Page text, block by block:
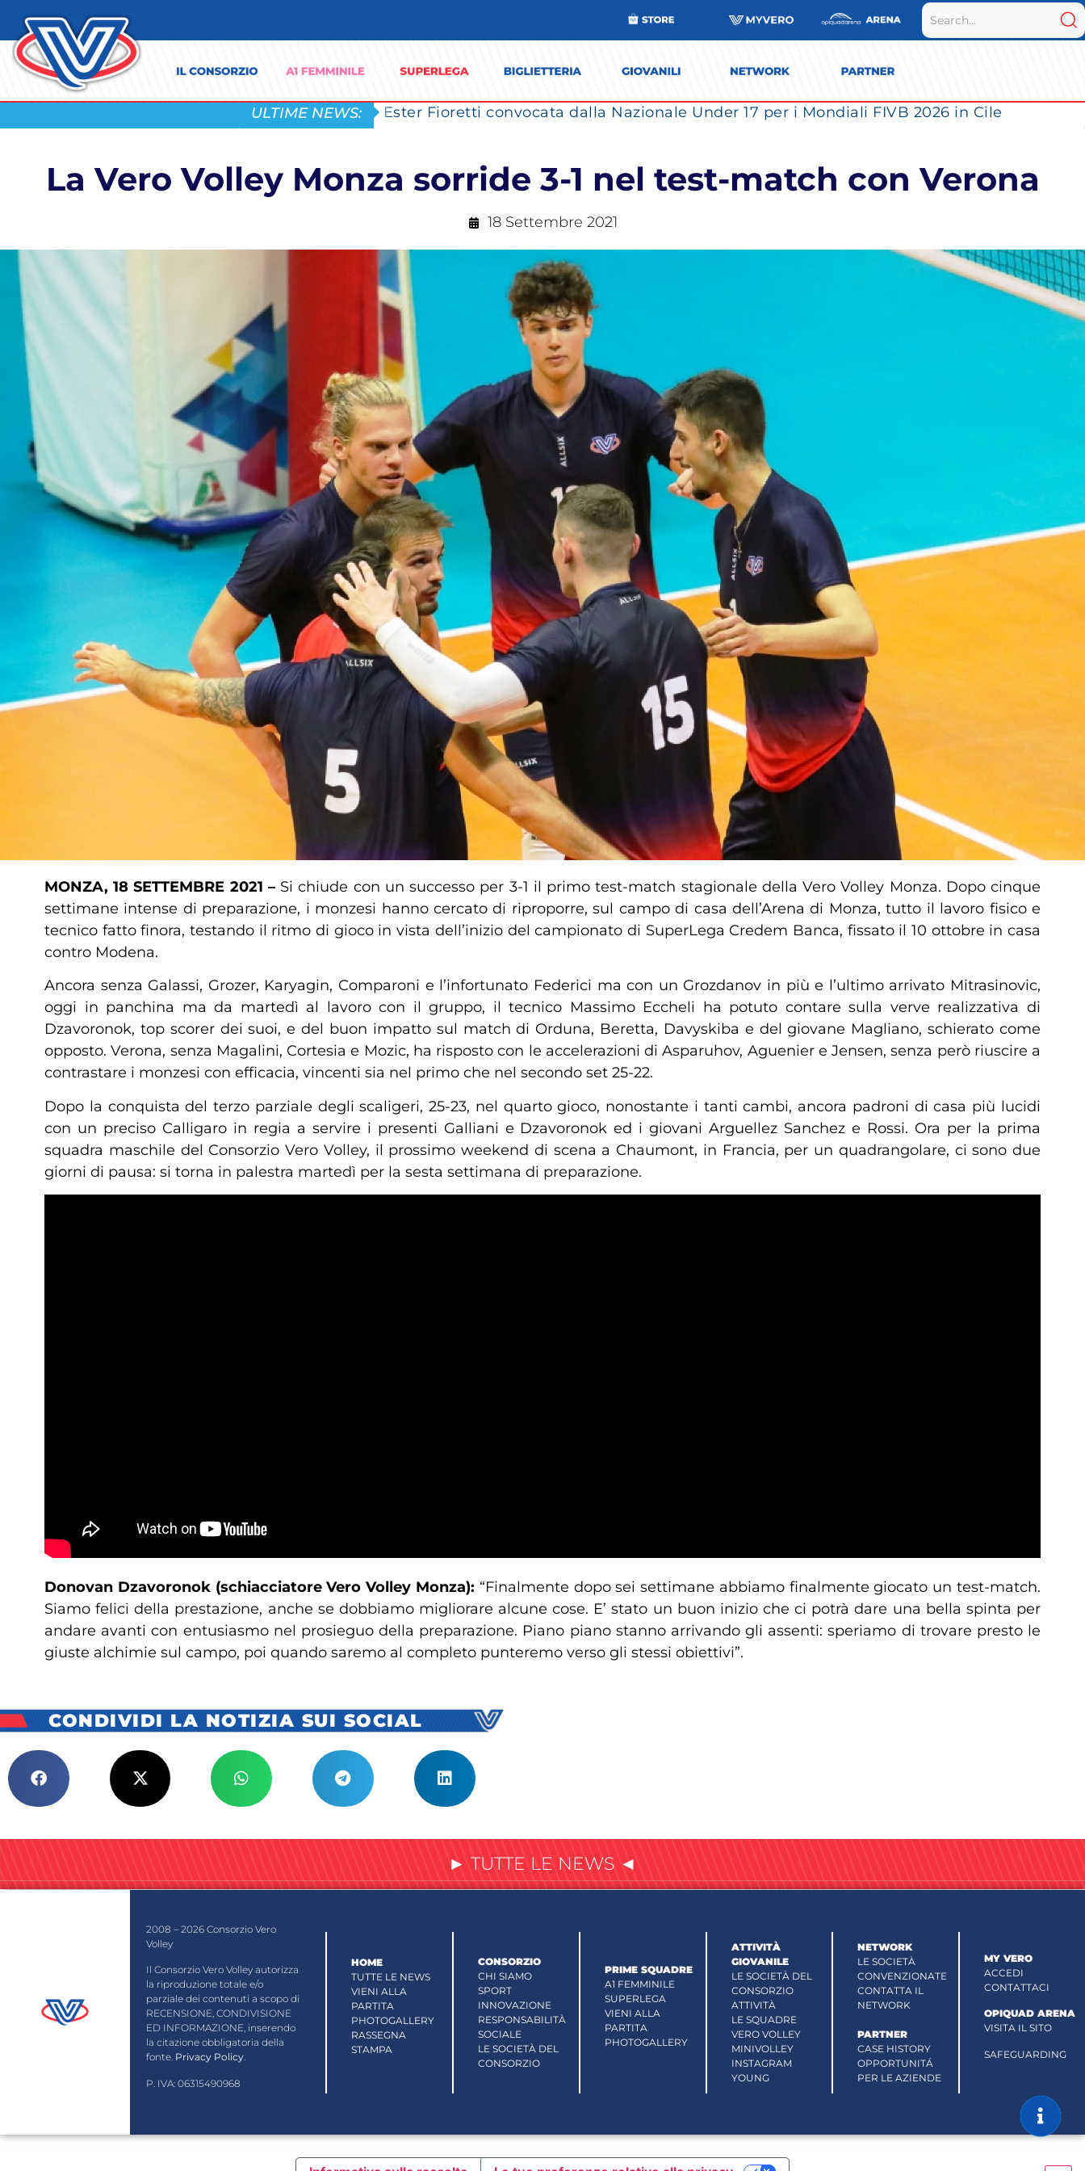
ULTIME NEWS: Ester Fioretti convocata dalla Nazionale Under 17 per i Mondiali FIVB 2026 in Cile
La Vero Volley Monza sorride 3-1 nel test-match con Verona
18 Settembre 2021
MONZA, 18 SETTEMBRE 2021 – Si chiude con un successo per 3-1 il primo test-match stagionale della Vero Volley Monza. Dopo cinque
settimane intense di preparazione, i monzesi hanno cercato di riproporre, sul campo di casa dell’Arena di Monza, tutto il lavoro fisico e
tecnico fatto finora, testando il ritmo di gioco in vista dell’inizio del campionato di SuperLega Credem Banca, fissato il 10 ottobre in casa
contro Modena.
Ancora senza Galassi, Grozer, Karyagin, Comparoni e l’infortunato Federici ma con un Grozdanov in più e l’ultimo arrivato Mitrasinovic,
oggi in panchina ma da martedì al lavoro con il gruppo, il tecnico Massimo Eccheli ha potuto contare sulla verve realizzativa di
Dzavoronok, top scorer dei suoi, e del buon impatto sul match di Orduna, Beretta, Davyskiba e del giovane Magliano, schierato come
opposto. Verona, senza Magalini, Cortesia e Mozic, ha risposto con le accelerazioni di Asparuhov, Aguenier e Jensen, senza però riuscire a
contrastare i monzesi con efficacia, vincenti sia nel primo che nel secondo set 25-22.
Dopo la conquista del terzo parziale degli scaligeri, 25-23, nel quarto gioco, nonostante i tanti cambi, ancora padroni di casa più lucidi
con un preciso Calligaro in regia a servire i presenti Galliani e Dzavoronok ed i giovani Arguellez Sanchez e Rossi. Ora per la prima
squadra maschile del Consorzio Vero Volley, il prossimo weekend di scena a Chaumont, in Francia, per un quadrangolare, ci sono due
giorni di pausa: si torna in palestra martedì per la sesta settimana di preparazione.
Donovan Dzavoronok (schiacciatore Vero Volley Monza): “Finalmente dopo sei settimane abbiamo finalmente giocato un test-match.
Siamo felici della prestazione, anche se dobbiamo migliorare alcune cose. E’ stato un buon inizio che ci potrà dare una bella spinta per
andare avanti con entusiasmo nel prosieguo della preparazione. Piano piano stanno arrivando gli assenti: speriamo di trovare presto le
giuste alchimie sul campo, poi quando saremo al completo punteremo verso gli stessi obiettivi”.
CONDIVIDI LA NOTIZIA SUI SOCIAL
► TUTTE LE NEWS ◄
2008 – 2026 Consorzio Vero
Volley
Il Consorzio Vero Volley autorizza
la riproduzione totale e/o
parziale dei contenuti a scopo di
RECENSIONE, CONDIVISIONE
ED INFORMAZIONE, inserendo
la citazione obbligatoria della
fonte. Privacy Policy.
P. IVA: 06315490968
HOME
TUTTE LE NEWS
VIENI ALLA
PARTITA
PHOTOGALLERY
RASSEGNA
STAMPA
CONSORZIO
CHI SIAMO
SPORT
INNOVAZIONE
RESPONSABILITÀ
SOCIALE
LE SOCIETÀ DEL
CONSORZIO
PRIME SQUADRE
A1 FEMMINILE
SUPERLEGA
VIENI ALLA
PARTITA
PHOTOGALLERY
ATTIVITÀ
GIOVANILE
LE SOCIETÀ DEL
CONSORZIO
ATTIVITÀ
LE SQUADRE
VERO VOLLEY
MINIVOLLEY
INSTAGRAM
YOUNG
NETWORK
LE SOCIETÀ
CONVENZIONATE
CONTATTA IL
NETWORK
PARTNER
CASE HISTORY
OPPORTUNITÁ
PER LE AZIENDE
MY VERO
ACCEDI
CONTATTACI
OPIQUAD ARENA
VISITA IL SITO
SAFEGUARDING